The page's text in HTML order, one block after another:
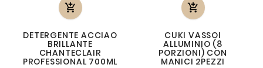

DETERGENTE ACCIAO
BRILLANTE
CHANTECLAIR
PROFESSIONAL 700ML

CUKI VASSOI
ALLUMINIO (8
PORZIONI) CON
MANICI 2PEZZI